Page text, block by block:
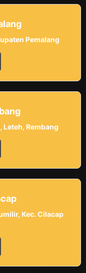
Pemalang
Rembang
Kec. Cilacap